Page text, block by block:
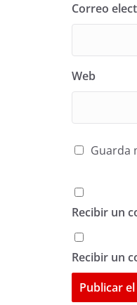
Correo
Web
Guarda
Recibir un
Recibir un